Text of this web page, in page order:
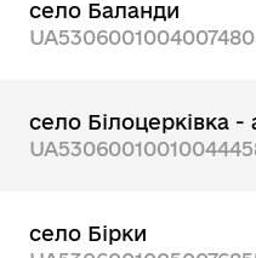
село Баланди
село Білоцерківка -
село Бірки